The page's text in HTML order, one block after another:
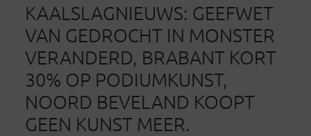
KAALSLAGNIEUWS: GEEFWET
VAN GEDROCHT IN MONSTER
VERANDERD, BRABANT KORT
30% OP PODIUMKUNST,
NOORD BEVELAND KOOPT
GEEN KUNST MEER.